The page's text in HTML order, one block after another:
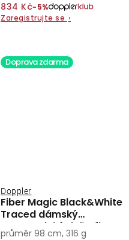
834 Kč−5%
Zaregistrujte se ›
Doprava zdarma
Fiber Magic Black&White
Traced dámský
automatický deštník
Doppler
průměr 98 cm, 316 g